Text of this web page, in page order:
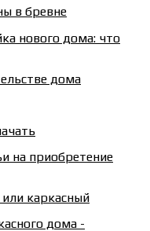
в бревне
нового дома: что
дома
на приобретение
каркасный
дома -